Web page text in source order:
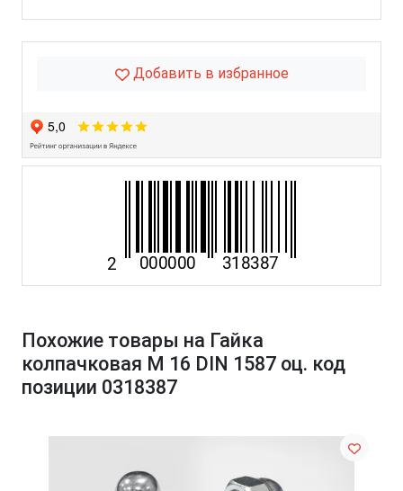
Добавить в избранное
Похожие товары на Гайка
колпачковая М 16 DIN 1587 оц. код
позиции 0318387